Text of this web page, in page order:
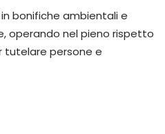
bonifiche ambientali e
operando nel pieno rispetto
tutelare persone e